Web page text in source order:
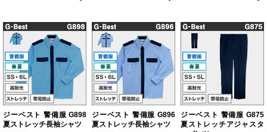
ジーベスト 警備服 G898
夏ストレッチ長袖シャツ
ジーベスト 警備服 G896
夏ストレッチ長袖シャツ
ジーベスト 警備服 G875
夏ストレッチアジャスタ